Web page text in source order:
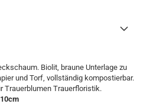
Biolit, braune Unterlage zu
und Torf, vollständig kompostierbar.
Trauerblumen Trauerfloristik.